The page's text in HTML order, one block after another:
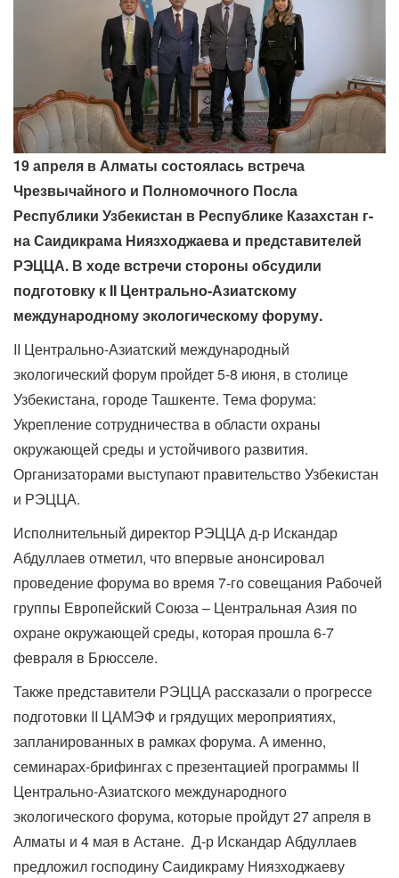
19 апреля в Алматы состоялась встреча
Чрезвычайного и Полномочного Посла
Республики Узбекистан в Республике Казахстан г-
на Саидикрама Ниязходжаева и представителей
РЭЦЦА. В ходе встречи стороны обсудили
подготовку к II Центрально-Азиатскому
международному экологическому форуму.
II Центрально-Азиатский международный
экологический форум пройдет 5-8 июня, в столице
Узбекистана, городе Ташкенте. Тема форума:
Укрепление сотрудничества в области охраны
окружающей среды и устойчивого развития.
Организаторами выступают правительство Узбекистан
и РЭЦЦА.
Исполнительный директор РЭЦЦА д-р Искандар
Абдуллаев отметил, что впервые анонсировал
проведение форума во время 7-го совещания Рабочей
группы Европейский Союза – Центральная Азия по
охране окружающей среды, которая прошла 6-7
февраля в Брюсселе.
Также представители РЭЦЦА рассказали о прогрессе
подготовки II ЦАМЭФ и грядущих мероприятиях,
запланированных в рамках форума. А именно,
семинарах-брифингах с презентацией программы II
Центрально-Азиатского международного
экологического форума, которые пройдут 27 апреля в
Алматы и 4 мая в Астане. Д-р Искандар Абдуллаев
предложил господину Саидикраму Ниязходжаеву